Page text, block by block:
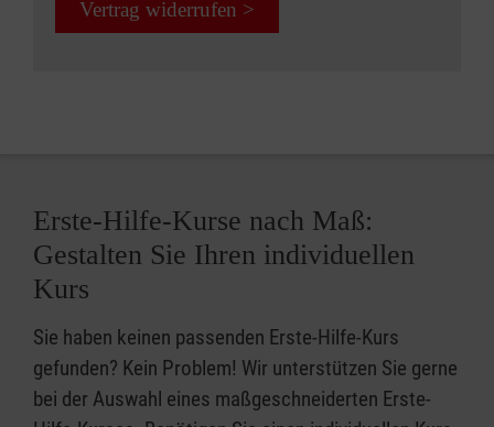
Vertrag widerrufen >
Erste-Hilfe-Kurse nach Maß:
Gestalten Sie Ihren individuellen
Kurs
Sie haben keinen passenden Erste-Hilfe-Kurs
gefunden? Kein Problem! Wir unterstützen Sie gerne
bei der Auswahl eines maßgeschneiderten Erste-